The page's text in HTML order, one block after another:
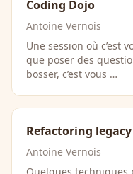
Coding Dojo
Antoine Vernois
Une session où c’est
que poser des
bosser, c’est vous …
Refactoring
Antoine Vernois